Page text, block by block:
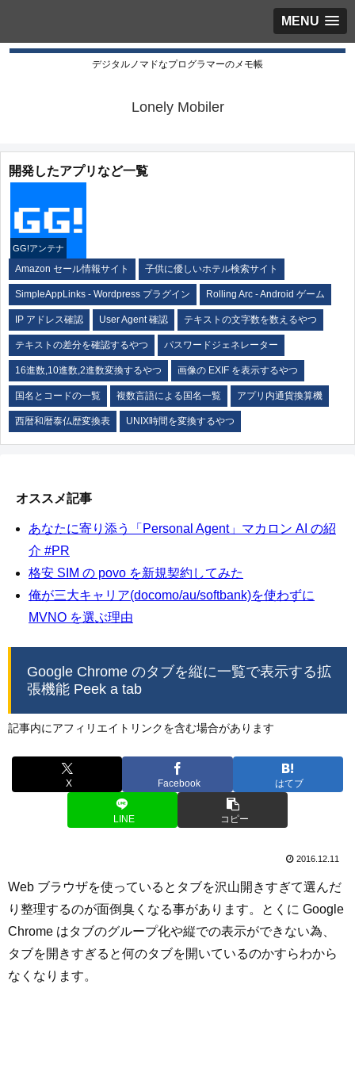
MENU
デジタルノマドなプログラマーのメモ帳
Lonely Mobiler
開発したアプリなど一覧
GG!アンテナ
Amazon セール情報サイト 子供に優しいホテル検索サイト
SimpleAppLinks - Wordpress プラグイン Rolling Arc - Android ゲーム
IP アドレス確認 User Agent 確認 テキストの文字数を数えるやつ
テキストの差分を確認するやつ パスワードジェネレーター
16進数,10進数,2進数変換するやつ 画像の EXIF を表示するやつ
国名とコードの一覧 複数言語による国名一覧 アプリ内通貨換算機
西暦和暦泰仏歴変換表 UNIX時間を変換するやつ
オススメ記事
あなたに寄り添う「Personal Agent」マカロン AI の紹
介 #PR
格安 SIM の povo を新規契約してみた
俺が三大キャリア(docomo/au/softbank)を使わずに
MVNO を選ぶ理由
Google Chrome のタブを縦に一覧で表示する拡
張機能 Peek a tab
記事内にアフィリエイトリンクを含む場合があります
X Facebook はてブ
LINE コピー
2016.12.11
Web ブラウザを使っているとタブを沢山開きすぎて選んだ
り整理するのが面倒臭くなる事があります。とくに Google
Chrome はタブのグループ化や縦での表示ができない為、
タブを開きすぎると何のタブを開いているのかすらわから
なくなります。